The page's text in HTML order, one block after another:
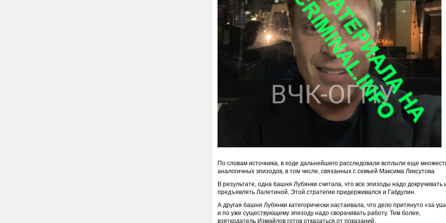
По словам источника, в ходе дальнейшего расследовали всплыли еще
аналогичных эпизодов, в том числе, связанных с семьей Максима Ликсутова
В результате, одна башня Лубянки считала, что все эпизоды надо докручивать
предъявлять Лалетиной. Этой стратегии придерживался и Габдулин.
А другая башня Лубянки категорически настаивала, что дело притянуто «за
и по уже существующему эпизоду надо сворачивать работу. Тем более,
взяткодатель Измайлов готов отказаться от показаний.